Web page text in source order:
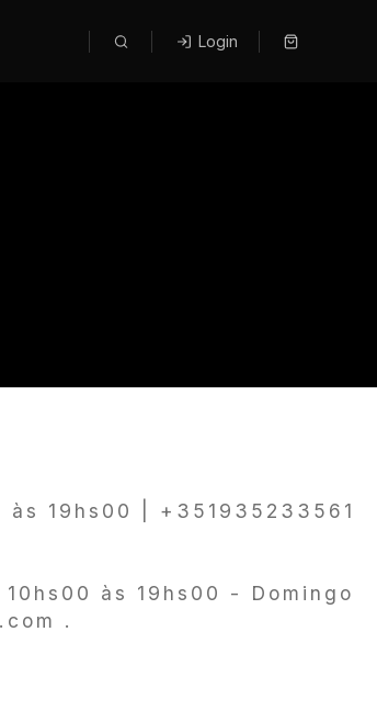
Login
19hs00 | +351935233561
às 19hs00 - Domingo
.